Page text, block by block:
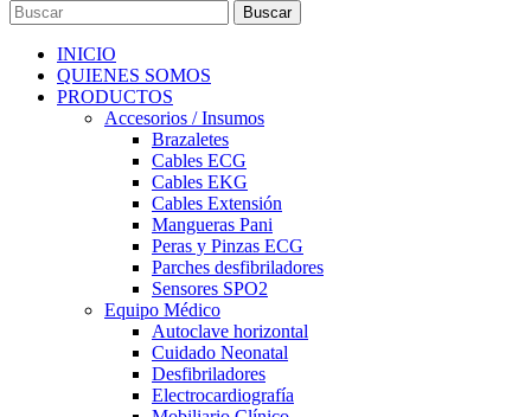
Buscar
INICIO
QUIENES SOMOS
PRODUCTOS
Accesorios / Insumos
Brazaletes
Cables ECG
Cables EKG
Cables Extensión
Mangueras Pani
Peras y Pinzas ECG
Parches desfibriladores
Sensores SPO2
Equipo Médico
Autoclave horizontal
Cuidado Neonatal
Desfibriladores
Electrocardiografía